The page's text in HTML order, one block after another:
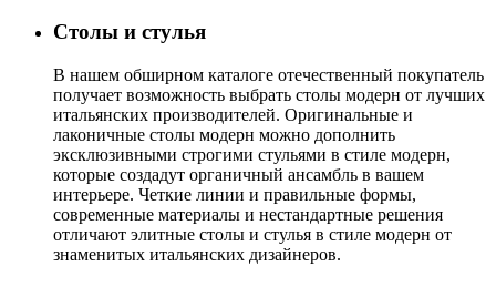
Столы и стулья
В нашем обширном каталоге отечественный покупатель
получает возможность выбрать столы модерн от лучших
итальянских производителей. Оригинальные и
лаконичные столы модерн можно дополнить
эксклюзивными строгими стульями в стиле модерн,
которые создадут органичный ансамбль в вашем
интерьере. Четкие линии и правильные формы,
современные материалы и нестандартные решения
отличают элитные столы и стулья в стиле модерн от
знаменитых итальянских дизайнеров.